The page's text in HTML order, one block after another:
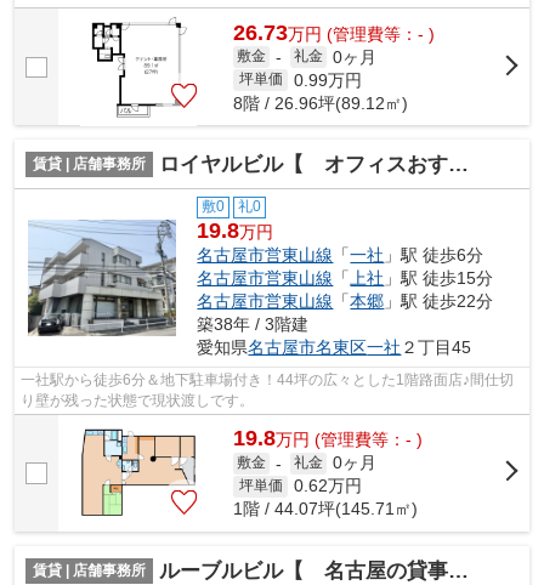
26.73万円 (管理費等：- )
敷金 - 礼金 0ヶ月
坪単価 0.99万円
8階 / 26.96坪(89.12㎡)
賃貸 | 店舗事務所 ロイヤルビル【 オフィスおすすめ 】
敷0 礼0
19.8万円
名古屋市営東山線 「一社 」駅 徒歩6分
名古屋市営東山線 「上社 」駅 徒歩15分
名古屋市営東山線 「本郷 」駅 徒歩22分
築38年 / 3階建
愛知県名古屋市名東区一社 ２丁目45
一社駅から徒歩6分＆地下駐車場付き！44坪の広々とした1階路面店♪間仕切
り壁が残った状態で現状渡しです。
19.8万円 (管理費等：- )
敷金 - 礼金 0ヶ月
坪単価 0.62万円
1階 / 44.07坪(145.71㎡)
賃貸 | 店舗事務所 ルーブルビル【 名古屋の貸事務所・貸オフィス 】